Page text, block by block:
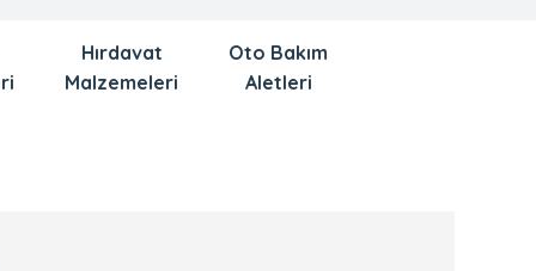
Hırdavat
Malzemeleri
Oto Bakım
Aletleri